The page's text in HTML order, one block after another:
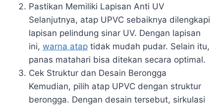
Pastikan Memiliki Lapisan Anti UV
Selanjutnya, atap UPVC sebaiknya dilengkapi
lapisan pelindung sinar UV. Dengan lapisan
ini, warna atap tidak mudah pudar. Selain itu,
panas matahari bisa ditekan secara optimal.
Cek Struktur dan Desain Berongga
Kemudian, pilih atap UPVC dengan struktur
berongga. Dengan desain tersebut, sirkulasi